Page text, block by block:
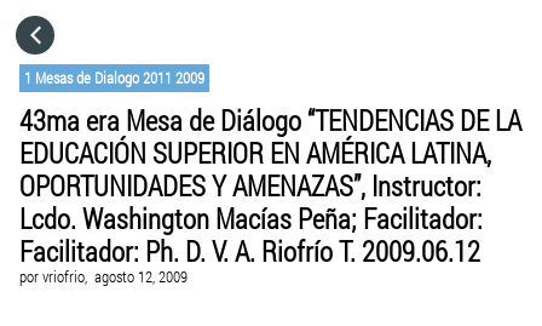
1 Mesas de Dialogo 2011 2009
43ma era Mesa de Diálogo “TENDENCIAS DE LA
EDUCACIÓN SUPERIOR EN AMÉRICA LATINA,
OPORTUNIDADES Y AMENAZAS”, Instructor:
Lcdo. Washington Macías Peña; Facilitador:
Facilitador: Ph. D. V. A. Riofrío T. 2009.06.12
porvriofrio, agosto 12, 2009
CATEGORÍAS
IR A